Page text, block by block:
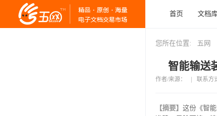
首页 文档
您所在位置: 五网
智能输送
作者/来源： 联系方
【摘要】 这份《智